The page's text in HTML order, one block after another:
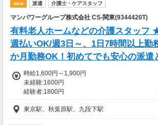
new 派遣 介護士・ケアスタッフ
マンパワーグループ株式会社 CS-関東(9344420T)
有料老人ホームなどの介護スタッフ
週払いOK/週3日～、1日7時間以上勤
か月勤務OK！初めてでも安心の派遣
時給1,600円～1,900円
未経験:1600円
経験者:1800円
介護福祉士:1900円
東京駅、秋葉原駅、九段下駅